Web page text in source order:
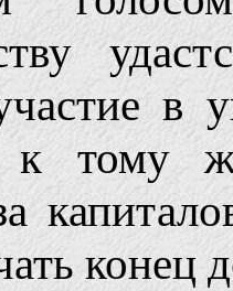
в
тому
конец